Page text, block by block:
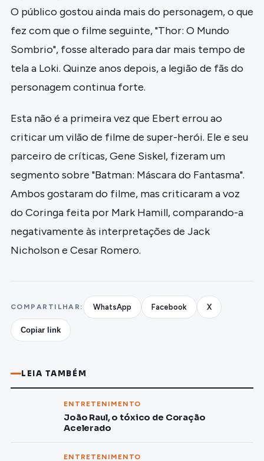
O público gostou ainda mais do personagem, o que
fez com que o filme seguinte, "Thor: O Mundo
Sombrio", fosse alterado para dar mais tempo de
tela a Loki. Quinze anos depois, a legião de fãs do
personagem continua forte.
Esta não é a primeira vez que Ebert errou ao
criticar um vilão de filme de super-herói. Ele e seu
parceiro de críticas, Gene Siskel, fizeram um
segmento sobre "Batman: Máscara do Fantasma".
Ambos gostaram do filme, mas criticaram a voz
do Coringa feita por Mark Hamill, comparando-a
negativamente às interpretações de Jack
Nicholson e Cesar Romero.
COMPARTILHAR: WhatsApp Facebook X
Copiar link
LEIA TAMBÉM
ENTRETENIMENTO
João Raul, o tóxico de Coração
Acelerado
ENTRETENIMENTO